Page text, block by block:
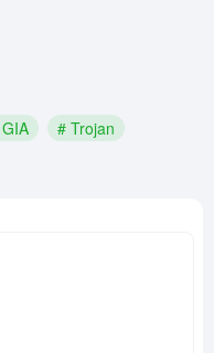
# Trojan